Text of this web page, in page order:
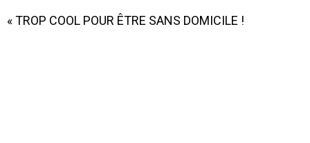
« TROP COOL POUR ÊTRE SANS DOMICILE !